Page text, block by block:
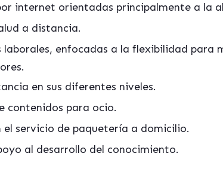
internet orientadas principalmente a la
a distancia.
laborales, enfocadas a la flexibilidad para
en sus diferentes niveles.
contenidos para ocio.
el servicio de paquetería a domicilio.
al desarrollo del conocimiento.